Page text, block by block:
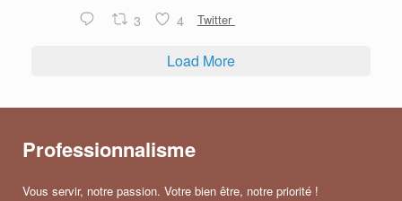
3 4 Twitter
Load More
Professionnalisme
Vous servir, notre passion. Votre bien être, notre priorité !